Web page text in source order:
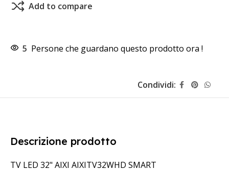
Add to compare
5 Persone che guardano questo prodotto ora !
Condividi:
Descrizione prodotto
TV LED 32" AIXI AIXITV32WHD SMART